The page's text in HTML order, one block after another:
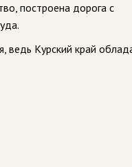
построена дорога с
ведь Курский край